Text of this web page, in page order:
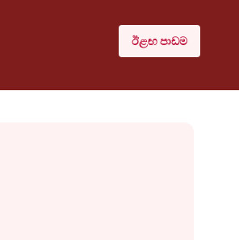
ඊළඟ පාඩම